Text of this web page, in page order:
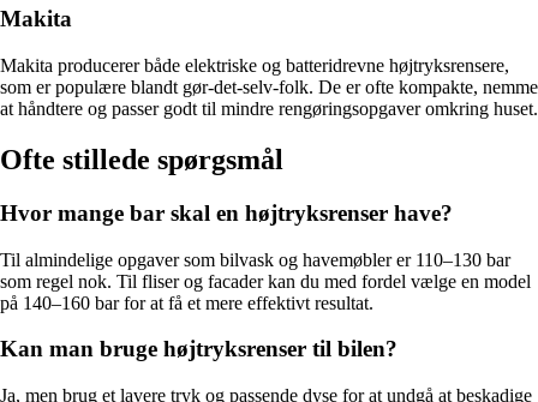
Makita
Makita producerer både elektriske og batteridrevne højtryksrensere,
som er populære blandt gør-det-selv-folk. De er ofte kompakte, nemme
at håndtere og passer godt til mindre rengøringsopgaver omkring huset.
Ofte stillede spørgsmål
Hvor mange bar skal en højtryksrenser have?
Til almindelige opgaver som bilvask og havemøbler er 110–130 bar
som regel nok. Til fliser og facader kan du med fordel vælge en model
på 140–160 bar for at få et mere effektivt resultat.
Kan man bruge højtryksrenser til bilen?
Ja, men brug et lavere tryk og passende dyse for at undgå at beskadige